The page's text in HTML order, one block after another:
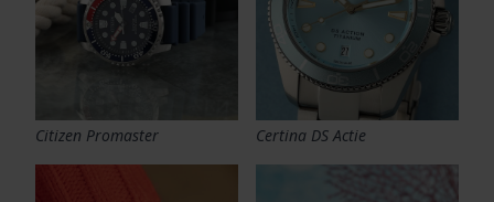
Citizen Promaster Certina DS Actie